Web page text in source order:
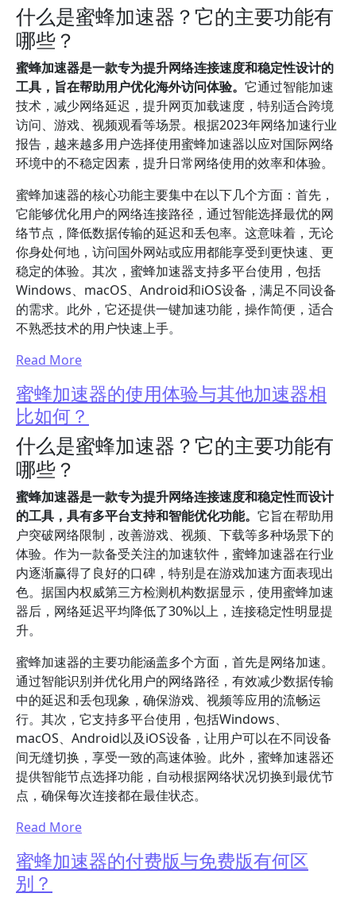
什么是蜜蜂加速器？它的主要功能有
哪些？
蜜蜂加速器是一款专为提升网络连接速度和稳定性设计的
工具，旨在帮助用户优化海外访问体验。 它通过智能加速
技术，减少网络延迟，提升网页加载速度，特别适合跨境
访问、游戏、视频观看等场景。根据2023年网络加速行业
报告，越来越多用户选择使用蜜蜂加速器以应对国际网络
环境中的不稳定因素，提升日常网络使用的效率和体验。
蜜蜂加速器的核心功能主要集中在以下几个方面：首先，
它能够优化用户的网络连接路径，通过智能选择最优的网
络节点，降低数据传输的延迟和丢包率。这意味着，无论
你身处何地，访问国外网站或应用都能享受到更快速、更
稳定的体验。其次，蜜蜂加速器支持多平台使用，包括
Windows、macOS、Android和iOS设备，满足不同设备
的需求。此外，它还提供一键加速功能，操作简便，适合
不熟悉技术的用户快速上手。
Read More
蜜蜂加速器的使用体验与其他加速器相
比如何？
什么是蜜蜂加速器？它的主要功能有
哪些？
蜜蜂加速器是一款专为提升网络连接速度和稳定性而设计
的工具，具有多平台支持和智能优化功能。 它旨在帮助用
户突破网络限制，改善游戏、视频、下载等多种场景下的
体验。作为一款备受关注的加速软件，蜜蜂加速器在行业
内逐渐赢得了良好的口碑，特别是在游戏加速方面表现出
色。据国内权威第三方检测机构数据显示，使用蜜蜂加速
器后，网络延迟平均降低了30%以上，连接稳定性明显提
升。
蜜蜂加速器的主要功能涵盖多个方面，首先是网络加速。
通过智能识别并优化用户的网络路径，有效减少数据传输
中的延迟和丢包现象，确保游戏、视频等应用的流畅运
行。其次，它支持多平台使用，包括Windows、
macOS、Android以及iOS设备，让用户可以在不同设备
间无缝切换，享受一致的高速体验。此外，蜜蜂加速器还
提供智能节点选择功能，自动根据网络状况切换到最优节
点，确保每次连接都在最佳状态。
Read More
蜜蜂加速器的付费版与免费版有何区
别？